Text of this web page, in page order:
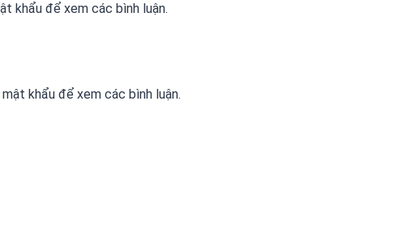
khẩu để xem các bình luận.
mật khẩu để xem các bình luận.